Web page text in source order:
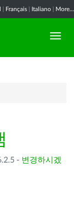
Français Italiano More...
- 변경하시겠